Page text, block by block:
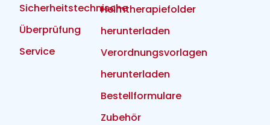
Sicherheitstechnische
Überprüfung
Service
Heimtherapiefolder
herunterladen
Verordnungsvorlagen
herunterladen
Bestellformulare
Zubehör